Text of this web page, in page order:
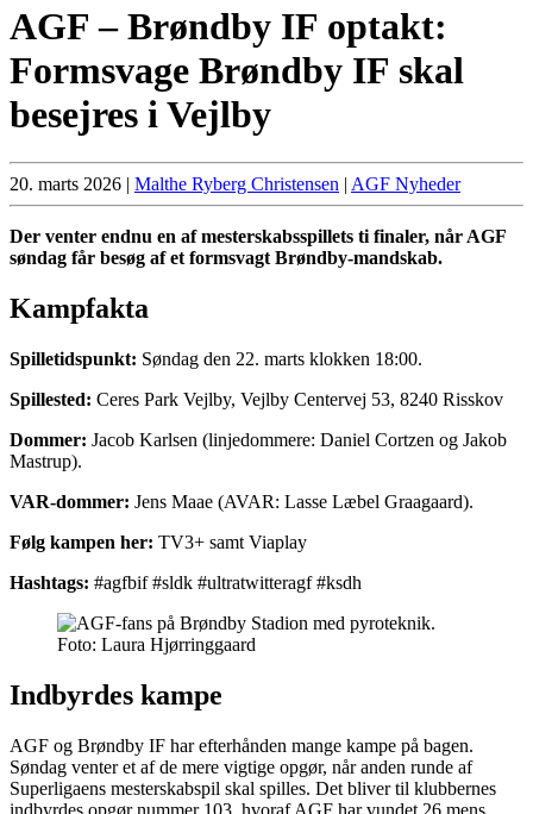
AGF – Brøndby IF optakt:
Formsvage Brøndby IF skal
besejres i Vejlby
20. marts 2026 | Malthe Ryberg Christensen | AGF Nyheder
Der venter endnu en af mesterskabsspillets ti finaler, når AGF
søndag får besøg af et formsvagt Brøndby-mandskab.
Kampfakta
Spilletidspunkt: Søndag den 22. marts klokken 18:00.
Spillested: Ceres Park Vejlby, Vejlby Centervej 53, 8240 Risskov
Dommer: Jacob Karlsen (linjedommere: Daniel Cortzen og Jakob
Mastrup).
VAR-dommer: Jens Maae (AVAR: Lasse Læbel Graagaard).
Følg kampen her: TV3+ samt Viaplay
Hashtags: #agfbif #sldk #ultratwitteragf #ksdh
Foto: Laura Hjørringgaard
Indbyrdes kampe
AGF og Brøndby IF har efterhånden mange kampe på bagen.
Søndag venter et af de mere vigtige opgør, når anden runde af
Superligaens mesterskabspil skal spilles. Det bliver til klubbernes
indbyrdes opgør nummer 103, hvoraf AGF har vundet 26 mens